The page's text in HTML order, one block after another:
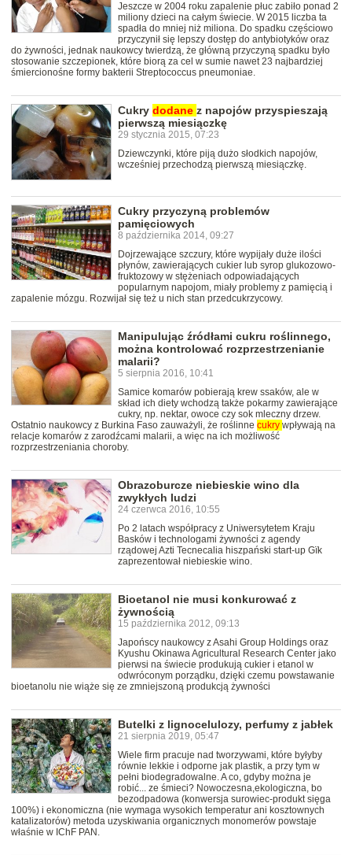
Jeszcze w 2004 roku zapalenie płuc zabiło ponad 2
miliony dzieci na całym świecie. W 2015 liczba ta
spadła do mniej niż miliona. Do spadku częściowo
przyczynił się lepszy dostęp do antybiotyków oraz
do żywności, jednak naukowcy twierdzą, że główną przyczyną spadku było
stosowanie szczepionek, które biorą za cel w sumie nawet 23 najbardziej
śmiercionośne formy bakterii Streptococcus pneumoniae.
Cukry dodane z napojów przyspieszają
pierwszą miesiączkę
29 stycznia 2015, 07:23
Dziewczynki, które piją dużo słodkich napojów,
wcześniej przechodzą pierwszą miesiączkę.
Cukry przyczyną problemów
pamięciowych
8 października 2014, 09:27
Dojrzewające szczury, które wypijały duże ilości
płynów, zawierających cukier lub syrop glukozowo-
fruktozowy w stężeniach odpowiadających
popularnym napojom, miały problemy z pamięcią i
zapalenie mózgu. Rozwijał się też u nich stan przedcukrzycowy.
Manipulując źródłami cukru roślinnego,
można kontrolować rozprzestrzenianie
malarii?
5 sierpnia 2016, 10:41
Samice komarów pobierają krew ssaków, ale w
skład ich diety wchodzą także pokarmy zawierające
cukry, np. nektar, owoce czy sok mleczny drzew.
Ostatnio naukowcy z Burkina Faso zauważyli, że roślinne cukry wpływają na
relacje komarów z zarodźcami malarii, a więc na ich możliwość
rozprzestrzeniania choroby.
Obrazoburcze niebieskie wino dla
zwykłych ludzi
24 czerwca 2016, 10:55
Po 2 latach współpracy z Uniwersytetem Kraju
Basków i technologami żywności z agendy
rządowej Azti Tecnecalia hiszpański start-up Gïk
zaprezentował niebieskie wino.
Bioetanol nie musi konkurować z
żywnością
15 października 2012, 09:13
Japońscy naukowcy z Asahi Group Holdings oraz
Kyushu Okinawa Agricultural Research Center jako
pierwsi na świecie produkują cukier i etanol w
odwróconym porządku, dzięki czemu powstawanie
bioetanolu nie wiąże się ze zmniejszoną produkcją żywności
Butelki z lignocelulozy, perfumy z jabłek
21 sierpnia 2019, 05:47
Wiele firm pracuje nad tworzywami, które byłyby
równie lekkie i odporne jak plastik, a przy tym w
pełni biodegradowalne. A co, gdyby można je
robić... ze śmieci? Nowoczesna,ekologiczna, bo
bezodpadowa (konwersja surowiec-produkt sięga
100%) i ekonomiczna (nie wymaga wysokich temperatur ani kosztownych
katalizatorów) metoda uzyskiwania organicznych monomerów powstaje
właśnie w IChF PAN.